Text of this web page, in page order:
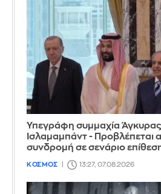
Υπεγράφη συμμαχία
Ισλαμαμπάντ - Προβλέπεται
συνδρομή σε σενάριο
ΚΟΣΜΟΣ 13:27, 07.08.2026